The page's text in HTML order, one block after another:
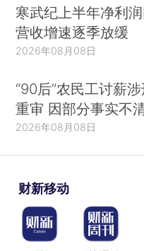
寒武纪上半年净利
营收增速逐季放缓
2026年08月08日
“90后”农民工讨薪
重审 因部分事实不
2026年08月08日
财新移动